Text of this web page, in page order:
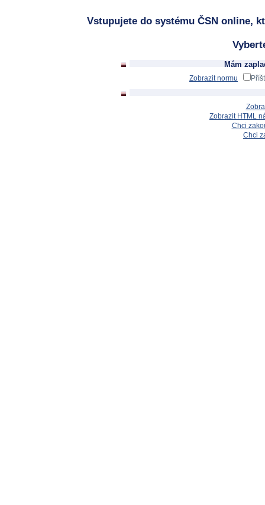
Vstupujete do systému ČSN online,
Mám
Zobrazit normu
Zobrazit HTML
Chci
Chci